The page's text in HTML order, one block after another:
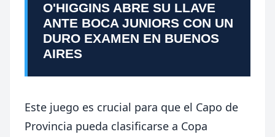
O'HIGGINS ABRE SU LLAVE
ANTE BOCA JUNIORS CON UN
DURO EXAMEN EN BUENOS
AIRES
Este juego es crucial para que el Capo de
Provincia pueda clasificarse a Copa